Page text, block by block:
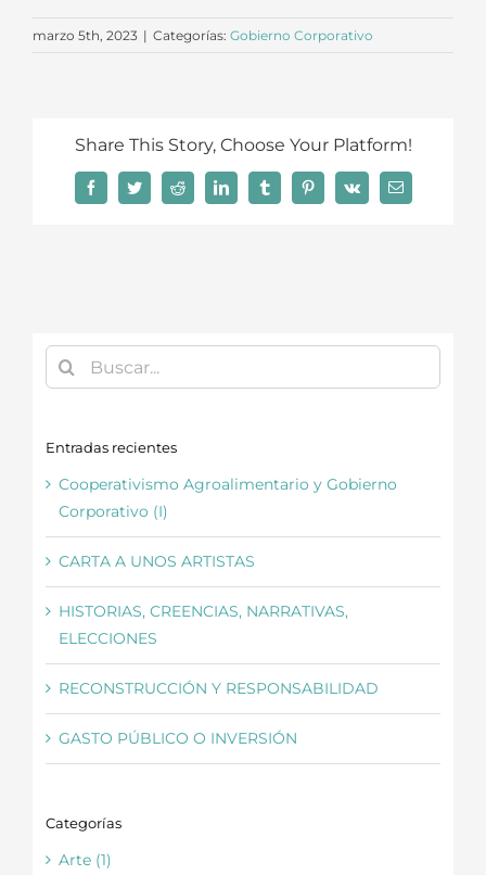
marzo 5th, 2023 | Categorías: Gobierno Corporativo
Share This Story, Choose Your Platform!
FacebookTwitterReddit LinkedInTumblrPinterest
Vk
Correo
electrónico
Buscar:
Entradas recientes
Cooperativismo Agroalimentario y Gobierno
Corporativo (I)
CARTA A UNOS ARTISTAS
HISTORIAS, CREENCIAS, NARRATIVAS,
ELECCIONES
RECONSTRUCCIÓN Y RESPONSABILIDAD
GASTO PÚBLICO O INVERSIÓN
Categorías
Arte (1)